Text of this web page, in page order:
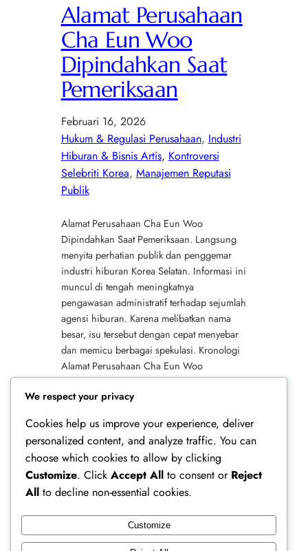
Alamat Perusahaan
Cha Eun Woo
Dipindahkan Saat
Pemeriksaan
Februari 16, 2026
Hukum & Regulasi Perusahaan, Industri
Hiburan & Bisnis Artis, Kontroversi
Selebriti Korea, Manajemen Reputasi
Publik
Alamat Perusahaan Cha Eun Woo
Dipindahkan Saat Pemeriksaan. Langsung
menyita perhatian publik dan penggemar
industri hiburan Korea Selatan. Informasi ini
muncul di tengah meningkatnya
pengawasan administratif terhadap sejumlah
agensi hiburan. Karena melibatkan nama
besar, isu tersebut dengan cepat menyebar
dan memicu berbagai spekulasi. Kronologi
Alamat Perusahaan Cha Eun Woo
Dipindahkan Isu alamat perusahaan Cha
Eun…
We respect your privacy
Cookies help us improve your experience, deliver
personalized content, and analyze traffic. You can
choose which cookies to allow by clicking
Customize. Click Accept All to consent or Reject
All to decline non-essential cookies.
Customize